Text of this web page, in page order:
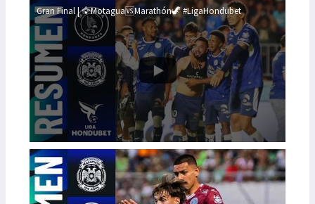
Gran Final | 🦅Motagua🆚Marathón🦖 #LigaHondubet